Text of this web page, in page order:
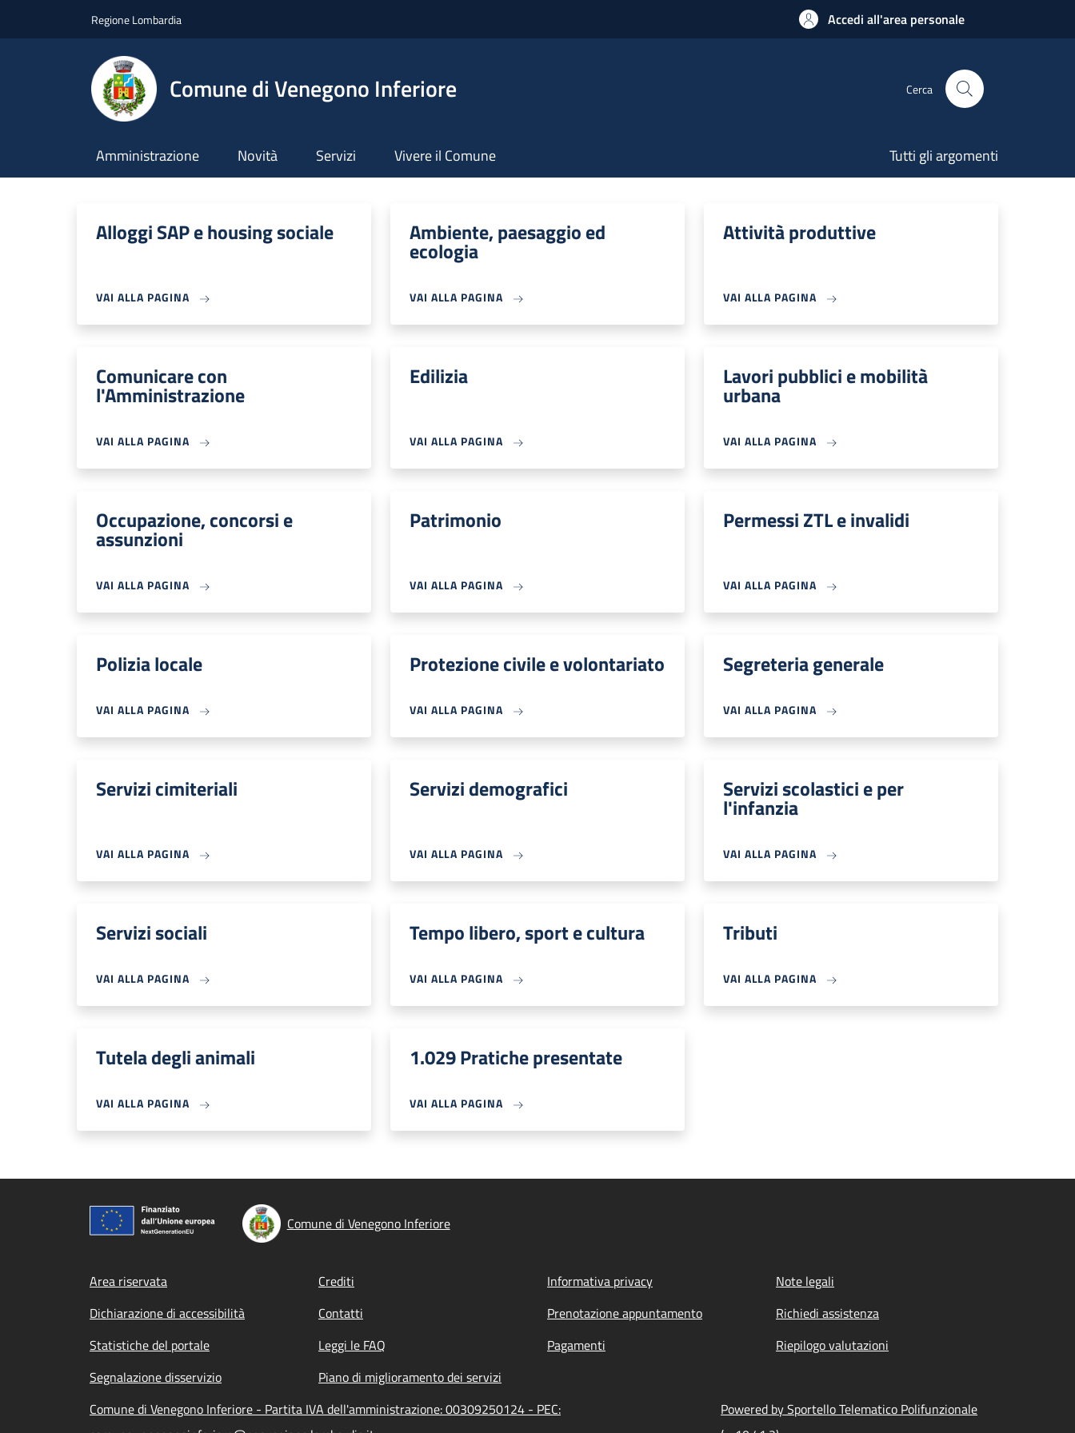
Regione Lombardia Accedi all'area personale
Comune di Venegono Inferiore Cerca
Amministrazione Novità Servizi Vivere il Comune Tutti gli argomenti
Alloggi SAP e housing sociale
VAI ALLA PAGINA
Ambiente, paesaggio ed
ecologia
VAI ALLA PAGINA
Attività produttive
VAI ALLA PAGINA
Comunicare con
l'Amministrazione
VAI ALLA PAGINA
Edilizia
VAI ALLA PAGINA
Lavori pubblici e mobilità
urbana
VAI ALLA PAGINA
Occupazione, concorsi e
assunzioni
VAI ALLA PAGINA
Patrimonio
VAI ALLA PAGINA
Permessi ZTL e invalidi
VAI ALLA PAGINA
Polizia locale
VAI ALLA PAGINA
Protezione civile e volontariato
VAI ALLA PAGINA
Segreteria generale
VAI ALLA PAGINA
Servizi cimiteriali
VAI ALLA PAGINA
Servizi demografici
VAI ALLA PAGINA
Servizi scolastici e per
l'infanzia
VAI ALLA PAGINA
Servizi sociali
VAI ALLA PAGINA
Tempo libero, sport e cultura
VAI ALLA PAGINA
Tributi
VAI ALLA PAGINA
Tutela degli animali
VAI ALLA PAGINA
1.029 Pratiche presentate
VAI ALLA PAGINA
Comune di Venegono Inferiore
Footer menu
Area riservata Crediti Informativa privacy
Note legali
Dichiarazione di accessibilità
Contatti Prenotazione appuntamento
Richiedi assistenza
Statistiche del portale
Leggi le FAQ Pagamenti
Riepilogo valutazioni
Segnalazione disservizio
Piano di miglioramento dei servizi
Comune di Venegono Inferiore - Partita IVA dell'amministrazione: 00309250124 - PEC:
Powered by Sportello Telematico Polifunzionale